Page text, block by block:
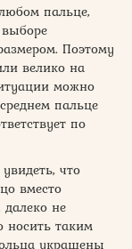
пальце,
Поэтому
велико на
можно
пальце
по
что
вместо
не
носить таким
украшены